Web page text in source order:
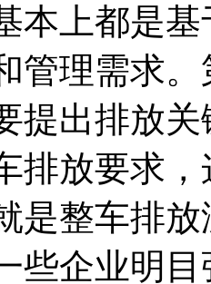
本上都是
管理需求
提出排放
排放要求
是整车排
些企业明